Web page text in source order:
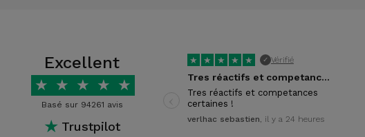
Excellent
★ ★ ★ ★ ★
Basé sur 94261 avis
★ Trustpilot
★ ★ ★ ★ ★ ✓ Vérifié
Tres réactifs et competances certaines !
Tres réactifs et competances
certaines !
verlhac sebastien, il y a 24 heures